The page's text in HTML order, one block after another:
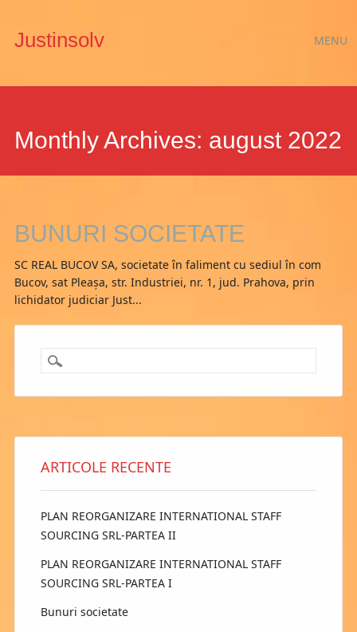
Justinsolv MENU
Monthly Archives: august 2022
BUNURI SOCIETATE
SC REAL BUCOV SA, societate în faliment cu sediul în com
Bucov, sat Pleaşa, str. Industriei, nr. 1, jud. Prahova, prin
lichidator judiciar Just...
ARTICOLE RECENTE
PLAN REORGANIZARE INTERNATIONAL STAFF
SOURCING SRL-PARTEA II
PLAN REORGANIZARE INTERNATIONAL STAFF
SOURCING SRL-PARTEA I
Bunuri societate